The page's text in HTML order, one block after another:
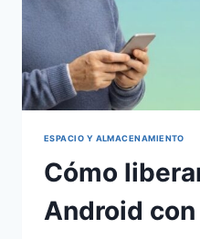
ESPACIO Y ALMACENAMIENTO
Cómo
Android